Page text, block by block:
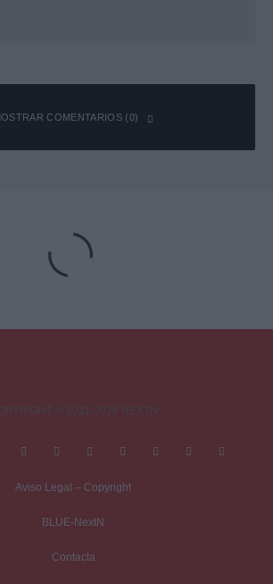
COMENTARIOS (0)
no será publicada.
con*
Aviso Legal – Copyright
BLUE-NextN
Contacta